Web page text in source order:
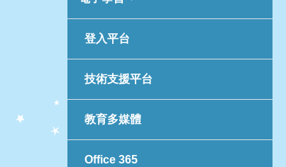
登入平台
技術支援平台
教育多媒體
Office 365